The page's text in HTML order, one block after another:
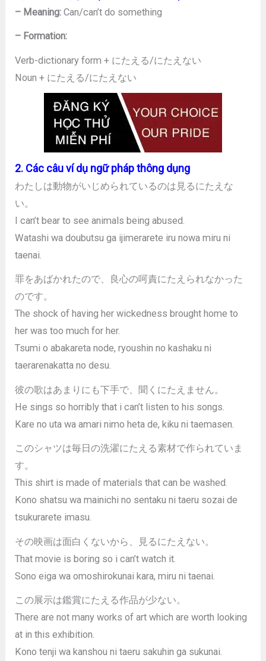
– Meaning: Can/can’t do something
– Formation:
Verb-dictionary form + にたえる/にたえない
Noun + にたえる/にたえない
2. Các câu ví dụ ngữ pháp thông dụng
わたしは動物がいじめられているのは見るにたえな
い。
I can’t bear to see animals being abused.
Watashi wa doubutsu ga ijimerarete iru nowa miru ni
taenai.
罪をあばかれたので、良心の呵責にたえられなかった
のです。
The shock of having her wickedness brought home to
her was too much for her.
Tsumi o abakareta node, ryoushin no kashaku ni
taerarenakatta no desu.
彼の歌はあまりにも下手で、聞くにたえません。
He sings so horribly that i can’t listen to his songs.
Kare no uta wa amari nimo heta de, kiku ni taemasen.
このシャツは毎日の洗濯にたえる素材で作られていま
す。
This shirt is made of materials that can be washed.
Kono shatsu wa mainichi no sentaku ni taeru sozai de
tsukurarete imasu.
その映画は面白くないから、見るにたえない。
That movie is boring so i can’t watch it.
Sono eiga wa omoshirokunai kara, miru ni taenai.
この展示は鑑賞にたえる作品が少ない。
There are not many works of art which are worth looking
at in this exhibition.
Kono tenji wa kanshou ni taeru sakuhin ga sukunai.